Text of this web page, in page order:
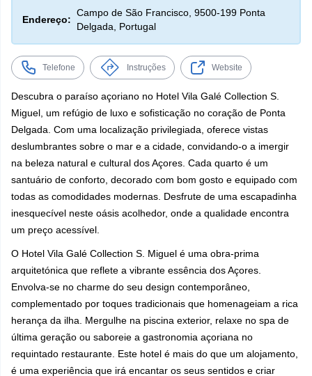
Endereço:
Campo de São Francisco, 9500-199 Ponta
Delgada, Portugal
Telefone Instruções Website
Descubra o paraíso açoriano no Hotel Vila Galé Collection S.
Miguel, um refúgio de luxo e sofisticação no coração de Ponta
Delgada. Com uma localização privilegiada, oferece vistas
deslumbrantes sobre o mar e a cidade, convidando-o a imergir
na beleza natural e cultural dos Açores. Cada quarto é um
santuário de conforto, decorado com bom gosto e equipado com
todas as comodidades modernas. Desfrute de uma escapadinha
inesquecível neste oásis acolhedor, onde a qualidade encontra
um preço acessível.
O Hotel Vila Galé Collection S. Miguel é uma obra-prima
arquitetónica que reflete a vibrante essência dos Açores.
Envolva-se no charme do seu design contemporâneo,
complementado por toques tradicionais que homenageiam a rica
herança da ilha. Mergulhe na piscina exterior, relaxe no spa de
última geração ou saboreie a gastronomia açoriana no
requintado restaurante. Este hotel é mais do que um alojamento,
é uma experiência que irá encantar os seus sentidos e criar